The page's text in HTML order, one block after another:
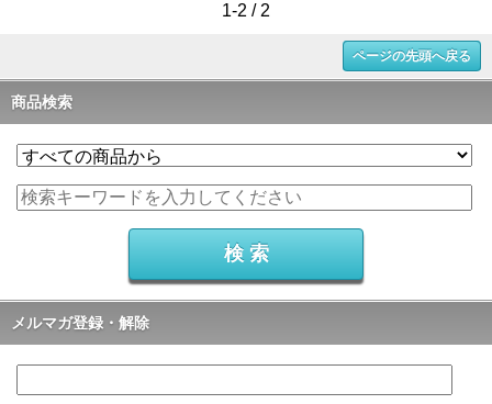
1-2 / 2
ページの先頭へ戻る
商品検索
メルマガ登録・解除